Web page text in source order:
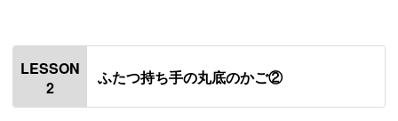
基本の2種類の編み方で簡単にできるので、初心者の方も
楽しみながら進めていけます。
はじめに
使用材料・道具
LESSON
2
ふたつ持ち手の丸底のかご②